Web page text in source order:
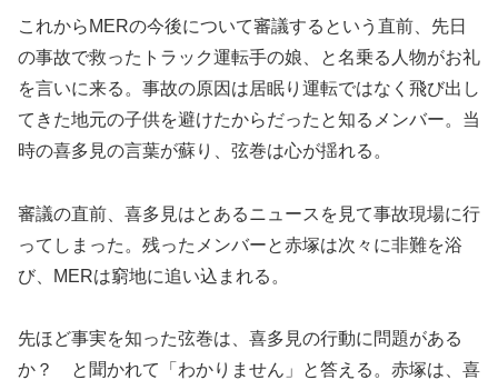
これからMERの今後について審議するという直前、先日
の事故で救ったトラック運転手の娘、と名乗る人物がお礼
を言いに来る。事故の原因は居眠り運転ではなく飛び出し
てきた地元の子供を避けたからだったと知るメンバー。当
時の喜多見の言葉が蘇り、弦巻は心が揺れる。
審議の直前、喜多見はとあるニュースを見て事故現場に行
ってしまった。残ったメンバーと赤塚は次々に非難を浴
び、MERは窮地に追い込まれる。
先ほど事実を知った弦巻は、喜多見の行動に問題がある
か？ と聞かれて「わかりません」と答える。赤塚は、喜